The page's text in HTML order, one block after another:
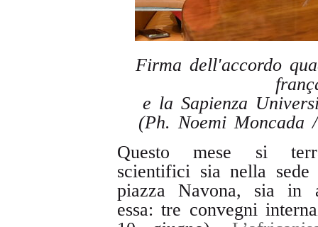
Firma dell'accordo
e la Sapienza
(Ph. Noemi Moncada
Questo mese si
scientifici sia nella
piazza Navona, sia in
essa: tre convegni